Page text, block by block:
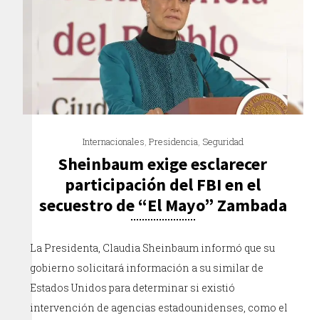
Internacionales, Presidencia, Seguridad
Sheinbaum exige esclarecer
participación del FBI en el
secuestro de “El Mayo” Zambada
La Presidenta, Claudia Sheinbaum informó que su
gobierno solicitará información a su similar de
Estados Unidos para determinar si existió
intervención de agencias estadounidenses, como el